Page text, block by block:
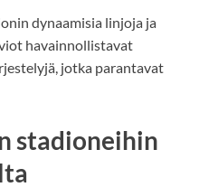
dynaamisia linjoja ja
havainnollistavat
jotka parantavat
stadioneihin